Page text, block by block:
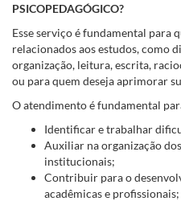
PSICOPEDAGÓGICO?
Esse serviço é fundamental para
relacionados aos estudos, como
organização, leitura, escrita,
ou para quem deseja aprimorar
O atendimento é fundamental
Identificar e trabalhar
Auxiliar na organização
institucionais;
Contribuir para o
acadêmicas e profissionais;